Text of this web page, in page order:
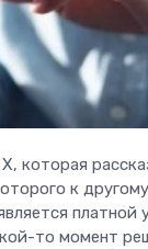
которая
к
платной
то момент